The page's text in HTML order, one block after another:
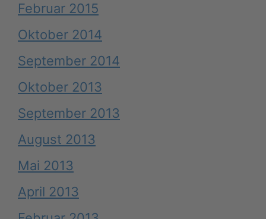
Februar 2015
Oktober 2014
September 2014
Oktober 2013
September 2013
August 2013
Mai 2013
April 2013